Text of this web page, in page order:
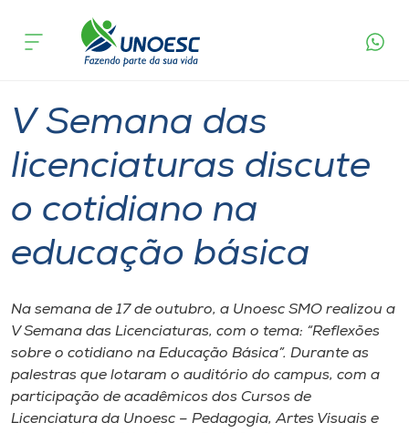
Cursos
Pesquisa
Atendimento ao Estudante
Portal de Ensino
A
Internacionalização
acontece
V Semana das
licenciaturas discute
o cotidiano na
educação básica
Na semana de 17 de outubro, a Unoesc SMO realizou a
V Semana das Licenciaturas, com o tema: “Reflexões
sobre o cotidiano na Educação Básica”. Durante as
palestras que lotaram o auditório do campus, com a
participação de acadêmicos dos Cursos de
Licenciatura da Unoesc – Pedagogia, Artes Visuais e